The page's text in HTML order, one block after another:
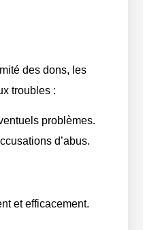
des dons, les
troubles :
problèmes.
d’abus.
et efficacement.